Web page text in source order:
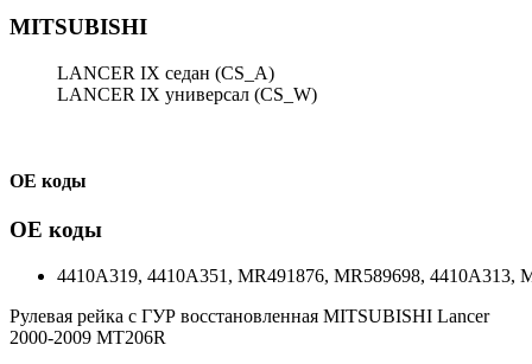
MITSUBISHI
LANCER IX седан (CS_A)
LANCER IX универсал (CS_W)
ОЕ коды
ОЕ коды
4410A319, 4410A351, MR491876, MR589698, 4410A313,
Рулевая рейка с ГУР восстановленная MITSUBISHI Lancer
2000-2009 MT206R